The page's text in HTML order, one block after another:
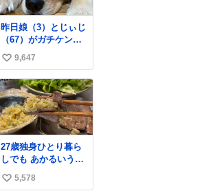
昨日娘（3）とじぃじ
（67）がガチケンカ
してて修羅場だった
んだけど、ふぉるて
は可能な限り平たく
なってました。犬が1
番空気読める。
い
い
ね
数
9,647
27歳独身ひとり暮ら
しでも あかるいうち
から呑みながらキッ
チンでひとり焼肉で
い
5,578